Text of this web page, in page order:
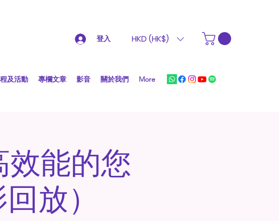
登入 HKD (HK$)
及活動 專欄文章 影音 關於我們 More
能的您
放）